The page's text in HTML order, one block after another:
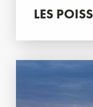
LES